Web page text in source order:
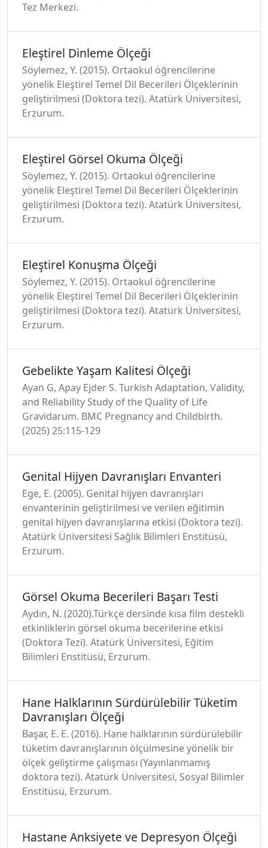
Tez Merkezi.
Eleştirel Dinleme Ölçeği
Söylemez, Y. (2015). Ortaokul öğrencilerine
yönelik Eleştirel Temel Dil Becerileri Ölçeklerinin
geliştirilmesi (Doktora tezi). Atatürk Üniversitesi,
Erzurum.
Eleştirel Görsel Okuma Ölçeği
Söylemez, Y. (2015). Ortaokul öğrencilerine
yönelik Eleştirel Temel Dil Becerileri Ölçeklerinin
geliştirilmesi (Doktora tezi). Atatürk Üniversitesi,
Erzurum.
Eleştirel Konuşma Ölçeği
Söylemez, Y. (2015). Ortaokul öğrencilerine
yönelik Eleştirel Temel Dil Becerileri Ölçeklerinin
geliştirilmesi (Doktora tezi). Atatürk Üniversitesi,
Erzurum.
Gebelikte Yaşam Kalitesi Ölçeği
Ayan G, Apay Ejder S. Turkish Adaptation, Validity,
and Reliability Study of the Quality of Life
Gravidarum. BMC Pregnancy and Childbirth.
(2025) 25:115-129
Genital Hijyen Davranışları Envanteri
Ege, E. (2005). Genital hijyen davranışları
envanterinin geliştirilmesi ve verilen eğitimin
genital hijyen davranışlarına etkisi (Doktora tezi).
Atatürk Üniversitesi Sağlık Bilimleri Enstitüsü,
Erzurum.
Görsel Okuma Becerileri Başarı Testi
Aydın, N. (2020).Türkçe dersinde kısa film destekli
etkinliklerin görsel okuma becerilerine etkisi
(Doktora Tezi). Atatürk Üniversitesi, Eğitim
Bilimleri Enstitüsü, Erzurum.
Hane Halklarının Sürdürülebilir Tüketim
Davranışları Ölçeği
Başar, E. E. (2016). Hane halklarının sürdürülebilir
tüketim davranışlarının ölçülmesine yönelik bir
ölçek geliştirme çalışması (Yayınlanmamış
doktora tezi). Atatürk Üniversitesi, Sosyal Bilimler
Enstitüsü, Erzurum.
Hastane Anksiyete ve Depresyon Ölçeği